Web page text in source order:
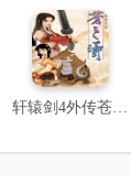
轩辕剑4外传苍之涛（直装版）